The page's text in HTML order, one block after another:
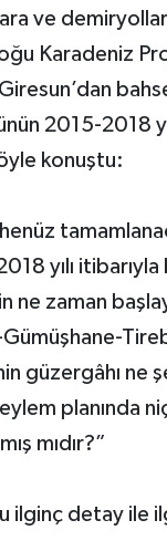
ve
Karadeniz
2015-2018
konuştu:
henüz
yılı
ne zaman
güzergâhı ne
planında
mıdır?”
ilginç detay ile